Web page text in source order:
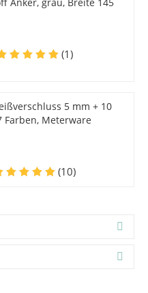
Anker, grau, Breite 145
(1)
5 mm + 10
Farben, Meterware
(10)